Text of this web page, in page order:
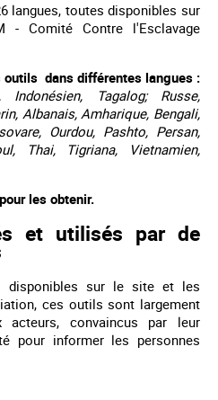
langues, toutes disponibles sur
- Comité Contre l'Esclavage
outils dans différentes langues :
Indonésien, Tagalog; Russe,
Albanais, Amharique, Bengali,
Ourdou, Pashto, Persan,
Thai, Tigriana, Vietnamien,
pour les obtenir.
et utilisés par de
disponibles sur le site et les
ces outils sont largement
acteurs, convaincus par leur
pour informer les personnes